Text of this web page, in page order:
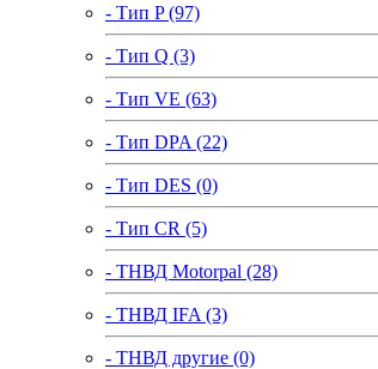
- Тип P (97)
- Тип Q (3)
- Тип VE (63)
- Тип DPA (22)
- Тип DES (0)
- Тип CR (5)
- ТНВД Motorpal (28)
- ТНВД IFA (3)
- ТНВД другие (0)